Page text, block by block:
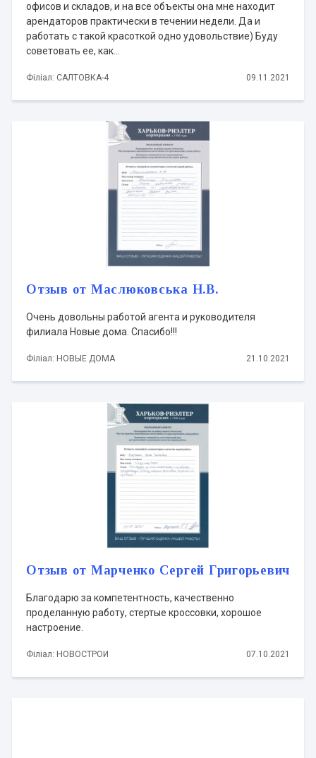
офисов и складов, и на все объекты она мне находит
арендаторов практически в течении недели. Да и
работать с такой красоткой одно удовольствие) Буду
советовать ее, как...
Філіал: САЛТОВКА-4 09.11.2021
Отзыв от Маслюковська Н.В.
Очень довольны работой агента и руководителя
филиала Новые дома. Спасибо!!!
Філіал: НОВЫЕ ДОМА 21.10.2021
Отзыв от Марченко Сергей Григорьевич
Благодарю за компетентность, качественно
проделанную работу, стертые кроссовки, хорошое
настроение.
Філіал: НОВОСТРОИ 07.10.2021